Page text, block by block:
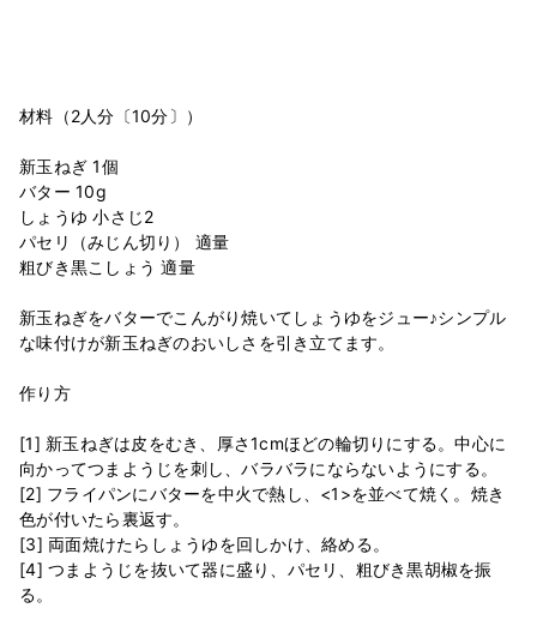
材料（2人分〔10分〕）
新玉ねぎ 1個
バター 10g
しょうゆ 小さじ2
パセリ（みじん切り） 適量
粗びき黒こしょう 適量
新玉ねぎをバターでこんがり焼いてしょうゆをジュー♪シンプル
な味付けが新玉ねぎのおいしさを引き立てます。
作り方
[1] 新玉ねぎは皮をむき、厚さ1cmほどの輪切りにする。中心に
向かってつまようじを刺し、バラバラにならないようにする。
[2] フライパンにバターを中火で熱し、<1>を並べて焼く。焼き
色が付いたら裏返す。
[3] 両面焼けたらしょうゆを回しかけ、絡める。
[4] つまようじを抜いて器に盛り、パセリ、粗びき黒胡椒を振
る。